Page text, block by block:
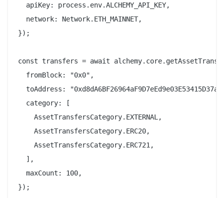
  apiKey: process.env.ALCHEMY_API_KEY,
  network: Network.ETH_MAINNET,
});
const transfers = await
  fromBlock: "0x0",
toAddress:
  category: [
    AssetTransfersCategory.EXTERNAL,
    AssetTransfersCategory.ERC20,
    AssetTransfersCategory.ERC721,
  ],
  maxCount: 100,
});